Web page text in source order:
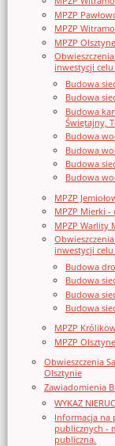
MPZP
MPZP
MPZP
inwestycji
Budowa
Budowa
Budowa
Świętajny,
Budowa
Budowa
Budowa
Budowa
MPZP
MPZP Mierki -
MPZP Warlity
inwestycji
Budowa
Budowa
Budowa
Budowa
MPZP
MPZP
Obwieszczenia
Olsztynie
Zawiadomienia
WYKAZ
Informacja na
publicznych -
publiczna.